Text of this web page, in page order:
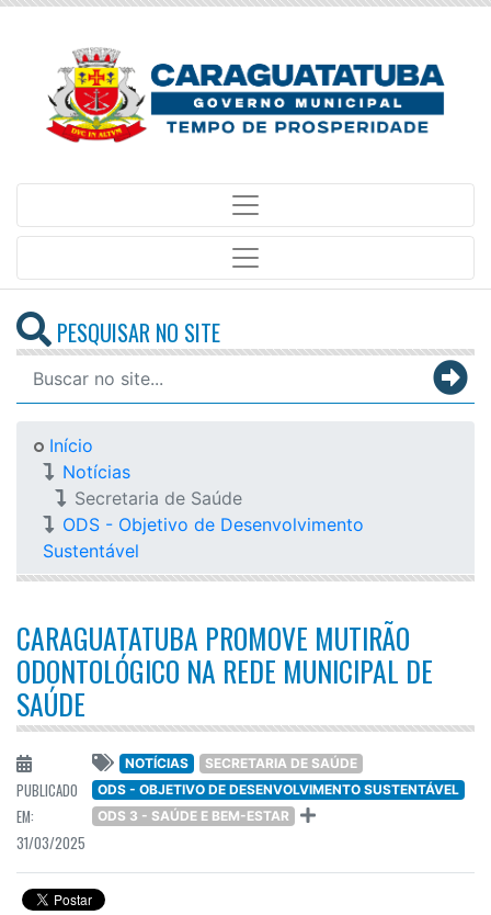
PESQUISAR NO SITE
Início
Notícias
Secretaria de Saúde
ODS - Objetivo de Desenvolvimento
Sustentável
CARAGUATATUBA PROMOVE MUTIRÃO
ODONTOLÓGICO NA REDE MUNICIPAL DE
SAÚDE
PUBLICADO
EM:
31/03/2025
NOTÍCIAS
SECRETARIA DE SAÚDE
ODS - OBJETIVO DE DESENVOLVIMENTO SUSTENTÁVEL
ODS 3 - SAÚDE E BEM-ESTAR